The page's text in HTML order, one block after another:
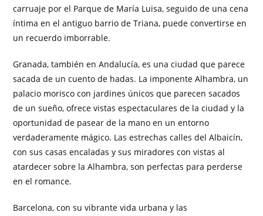
carruaje por el Parque de María Luisa, seguido de una cena
íntima en el antiguo barrio de Triana, puede convertirse en
un recuerdo imborrable.
Granada, también en Andalucía, es una ciudad que parece
sacada de un cuento de hadas. La imponente Alhambra, un
palacio morisco con jardines únicos que parecen sacados
de un sueño, ofrece vistas espectaculares de la ciudad y la
oportunidad de pasear de la mano en un entorno
verdaderamente mágico. Las estrechas calles del Albaicín,
con sus casas encaladas y sus miradores con vistas al
atardecer sobre la Alhambra, son perfectas para perderse
en el romance.
Barcelona, con su vibrante vida urbana y las